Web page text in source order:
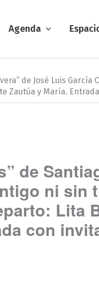
Agenda
de José Luis
Zautúa y María.
de
ni sin
Lita
con